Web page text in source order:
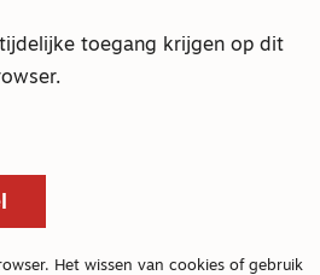
toegang krijgen op dit
Het wissen van cookies of gebruik